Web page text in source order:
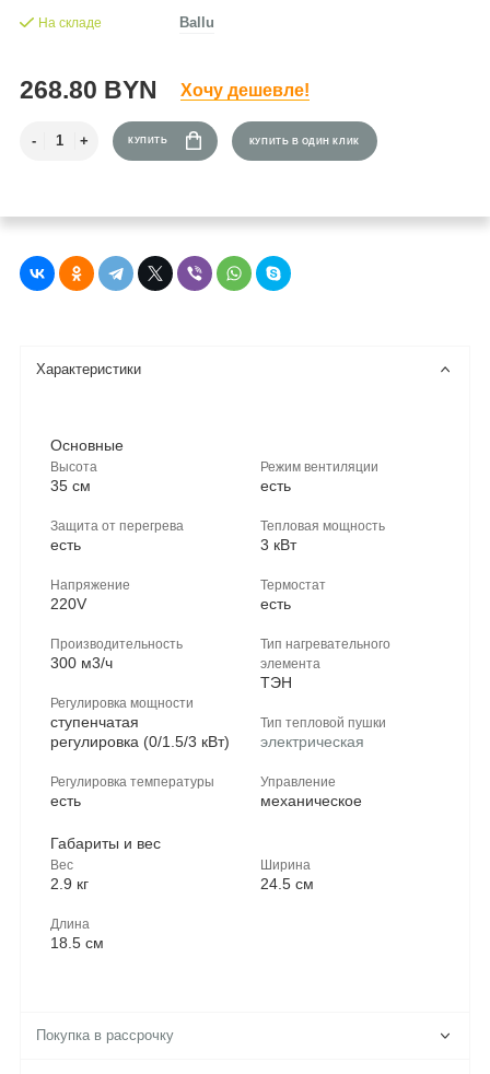
На складе Ballu
268.80 BYN Хочу дешевле!
КУПИТЬ КУПИТЬ В ОДИН КЛИК
Характеристики
Основные
Высота
35 см
Защита от перегрева
есть
Напряжение
220V
Производительность
300 м3/ч
Регулировка мощности
ступенчатая
регулировка (0/1.5/3 кВт)
Регулировка температуры
есть
Режим вентиляции
есть
Тепловая мощность
3 кВт
Термостат
есть
Тип нагревательного
элемента
ТЭН
Тип тепловой пушки
электрическая
Управление
механическое
Габариты и вес
Вес
2.9 кг
Длина
18.5 см
Ширина
24.5 см
Покупка в рассрочку